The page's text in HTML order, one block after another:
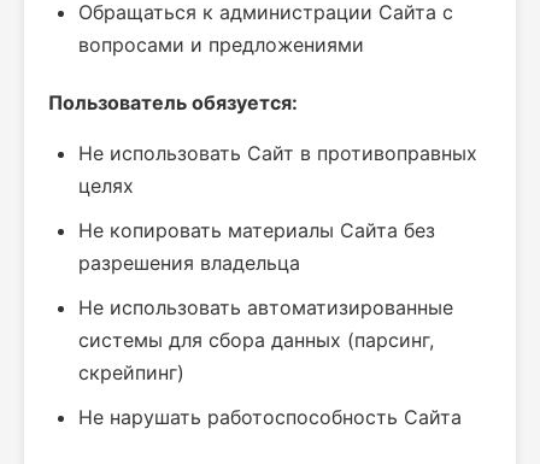
Обращаться к администрации Сайта с
вопросами и предложениями
Пользователь обязуется:
Не использовать Сайт в противоправных
целях
Не копировать материалы Сайта без
разрешения владельца
Не использовать автоматизированные
системы для сбора данных (парсинг,
скрейпинг)
Не нарушать работоспособность Сайта